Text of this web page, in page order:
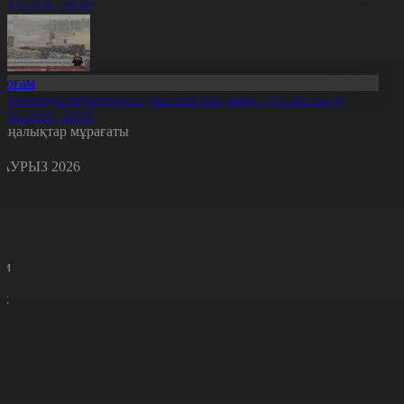
20:02
жауынгерлік даярлықтың жаңа әдісі енгізілді
20:01
мұрағаты
2026